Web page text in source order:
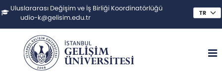
Uluslararası Değişim ve İş Birliği Koordinatörlüğü
udio-k@gelisim.edu.tr